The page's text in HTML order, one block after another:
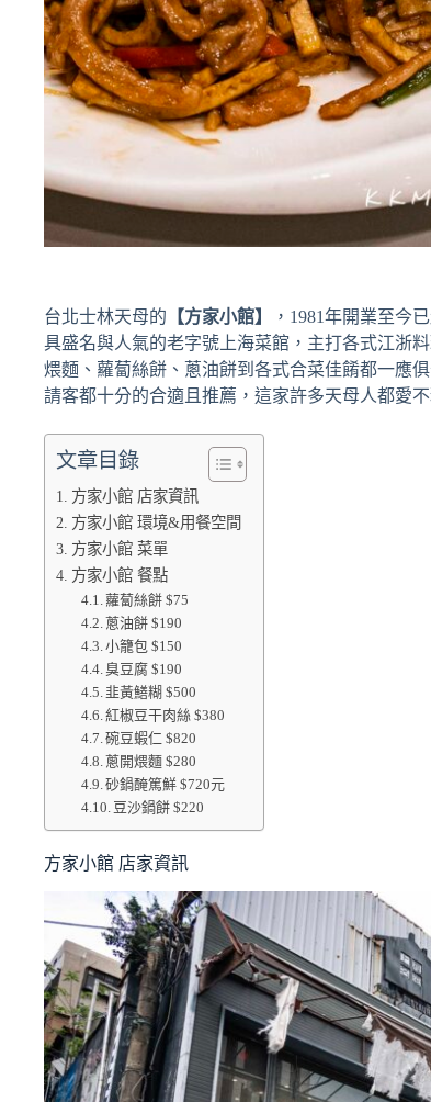
台北士林天母的 【方家小館】 ，1981年開業至今
具盛名與人氣的老字號上海菜館，主打各式江浙
煨麵、蘿蔔絲餅、蔥油餅到各式合菜佳餚都一應
請客都十分的合適且推薦，這家許多天母人都愛
文章目錄
方家小館 店家資訊
方家小館 環境&用餐空間
方家小館 菜單
方家小館 餐點
蘿蔔絲餅 $75
蔥油餅 $190
小籠包 $150
臭豆腐 $190
韭黃鱔糊 $500
紅椒豆干肉絲 $380
碗豆蝦仁 $820
蔥開煨麵 $280
砂鍋醃篤鮮 $720元
豆沙鍋餅 $220
方家小館 店家資訊